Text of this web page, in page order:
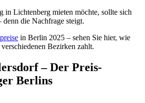
in Lichtenberg mieten möchte, sollte sich
die Nachfrage steigt.
in Berlin 2025 – sehen Sie hier, wie
Bezirken zahlt.
– Der Preis-
Berlins